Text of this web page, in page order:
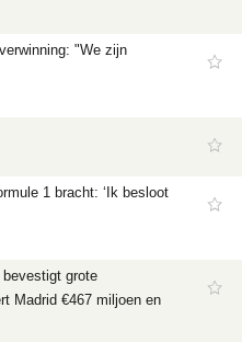
"We zijn
1 bracht: ‘Ik besloot
grote
Madrid €467 miljoen en